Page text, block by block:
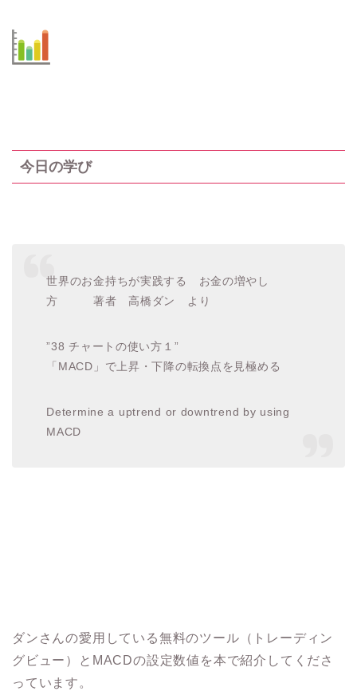
今日の学び
世界のお金持ちが実践する お金の増やし
方 著者 高橋ダン より
”38 チャートの使い方１”
「MACD」で上昇・下降の転換点を見極める
Determine a uptrend or downtrend by using
MACD
ダンさんの愛用している無料のツール（トレーディン
グビュー）とMACDの設定数値を本で紹介してくださ
っています。